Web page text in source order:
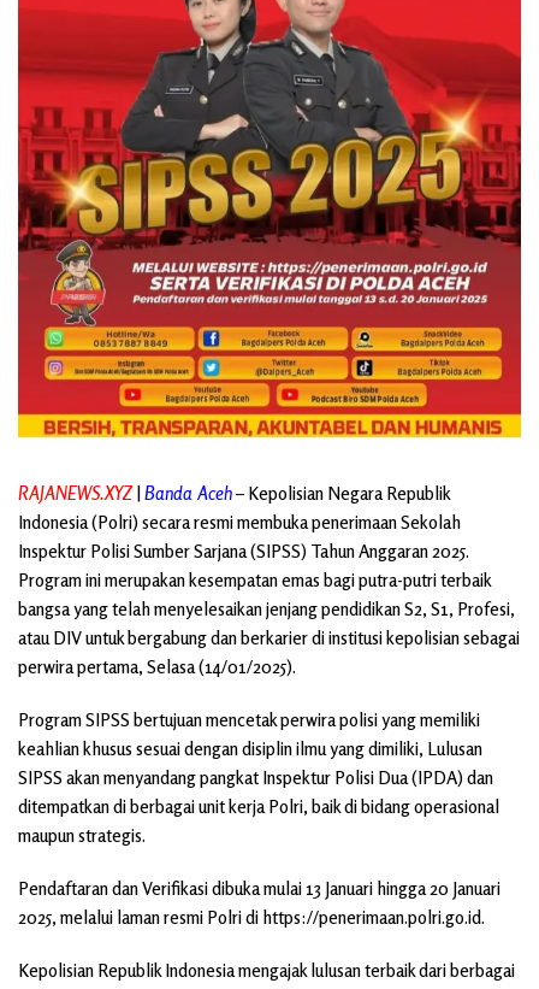
RAJANEWS.XYZ|Banda Aceh– Kepolisian Negara Republik
Indonesia (Polri) secara resmi membuka penerimaan Sekolah
Inspektur Polisi Sumber Sarjana (SIPSS) Tahun Anggaran 2025.
Program ini merupakan kesempatan emas bagi putra-putri terbaik
bangsa yang telah menyelesaikan jenjang pendidikan S2, S1, Profesi,
atau DIV untuk bergabung dan berkarier di institusi kepolisian sebagai
perwira pertama, Selasa (14/01/2025).
Program SIPSS bertujuan mencetak perwira polisi yang memiliki
keahlian khusus sesuai dengan disiplin ilmu yang dimiliki, Lulusan
SIPSS akan menyandang pangkat Inspektur Polisi Dua (IPDA) dan
ditempatkan di berbagai unit kerja Polri, baik di bidang operasional
maupun strategis.
Pendaftaran dan Verifikasi dibuka mulai 13 Januari hingga 20 Januari
2025, melalui laman resmi Polri di https://penerimaan.polri.go.id.
Kepolisian Republik Indonesia mengajak lulusan terbaik dari berbagai